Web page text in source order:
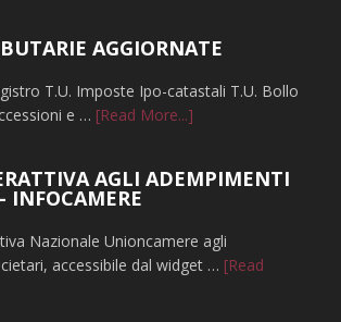
atti
AGGIORNATE
T.U. Imposte Ipo-catastali T.U. Bollo
e … [Read More...]
AGLI ADEMPIMENTI
INFOCAMERE
Nazionale Unioncamere agli
accessibile dal widget … [Read